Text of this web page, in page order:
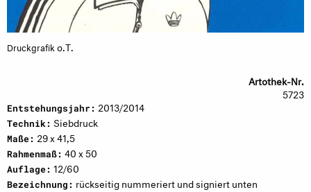
Druckgrafik o.T.
Artothek-Nr.
5723
Entstehungsjahr: 2013/2014
Technik: Siebdruck
Maße: 29 x 41,5
Rahmenmaß: 40 x 50
Auflage: 12/60
Bezeichnung: rückseitig nummeriert und signiert unten